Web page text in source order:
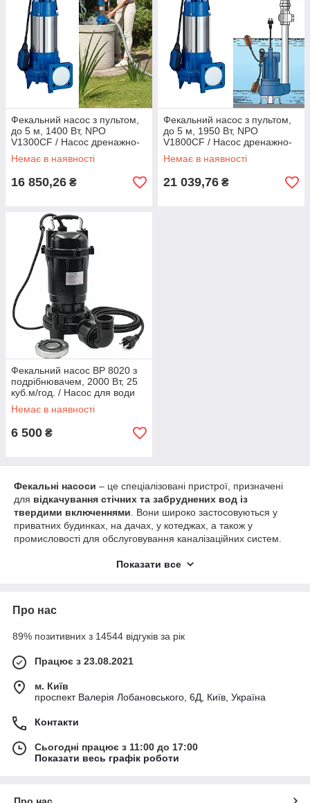
Фекальний насос з пультом,
до 5 м, 1400 Вт, NPO
V1300СF / Насос дренажно-
фекальний / Занурювальний
насос
Немає в наявності
16 850,26 ₴
Фекальний насос з пультом,
до 5 м, 1950 Вт, NPO
V1800СF / Насос дренажно-
фекальний / Занурювальний
насос
Немає в наявності
21 039,76 ₴
Фекальний насос BP 8020 з
подрібнювачем, 2000 Вт, 25
куб.м/год. / Насос для води
дренажний / Фекальний
насос з подрібнювачем
Немає в наявності
6 500 ₴
Фекальні насоси – це спеціалізовані пристрої, призначені
для відкачування стічних та забруднених вод із
твердими включеннями . Вони широко застосовуються у
приватних будинках, на дачах, у котеджах, а також у
промисловості для обслуговування каналізаційних систем.
надійну та безперебійну роботу навіть у
Здатність перекачувати рідини з твердими
об’ємів.
Універсальність застосування – для побутових і
Показати все
Про нас
89% позитивних з 14544 відгуків за рік
Працює з 23.08.2021
м. Київ
проспект Валерія Лобановського, 6Д, Київ, Україна
Контакти
Сьогодні працює з 11:00 до 17:00
Показати весь графік роботи